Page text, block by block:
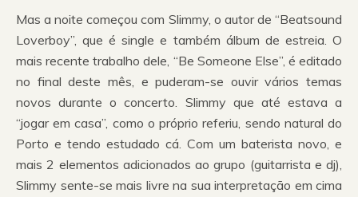
Mas a noite começou com Slimmy, o autor de “Beatsound
Loverboy”, que é single e também álbum de estreia. O
mais recente trabalho dele, “Be Someone Else”, é editado
no final deste mês, e puderam-se ouvir vários temas
novos durante o concerto. Slimmy que até estava a
“jogar em casa”, como o próprio referiu, sendo natural do
Porto e tendo estudado cá. Com um baterista novo, e
mais 2 elementos adicionados ao grupo (guitarrista e dj),
Slimmy sente-se mais livre na sua interpretação em cima